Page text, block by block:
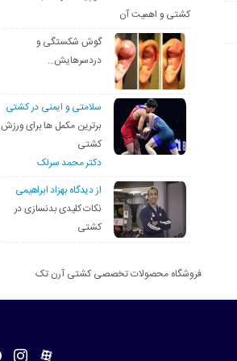
کشتی و اهمیت آن
گوش شکستگی و
دردسرهایش…
سلامتی و ایمنی در کشتی
برترین مکمل ها برای ورزش
کشتی
دکتر محمد سرلک
از دیدگاه بهزاد ابراهیمی
نکات کلیدی بدنسازی در
کشتی
فروشگاه محصولات تخصصی کشتی آرن تک